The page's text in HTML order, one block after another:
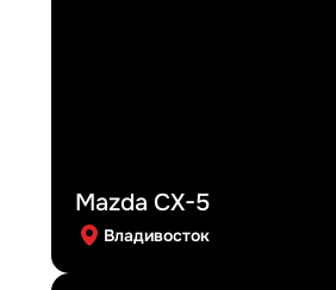
Mazda CX-5
Владивосток